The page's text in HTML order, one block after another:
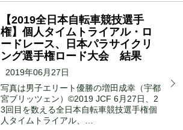
【2019全日本自転車競技選手
権】個人タイムトライアル・ロ
ードレース、日本パラサイクリ
ング選手権ロード大会 結果
2019年06月27日
写真は男子エリート優勝の増田成幸（宇都
宮ブリッツェン）©︎2019 JCF 6月27日、2
3回目を数える全日本自転車競技選手権個
人タイムトライアル、…